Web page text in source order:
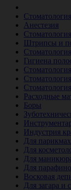
Стоматология
Анестезия
Штрипсы и
Гигиена
Расходные
Боры
Индустрия
Для
Для
Для
Для
Восковая
Для загара и